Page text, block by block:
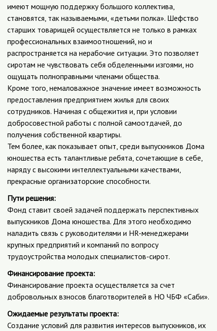
имеют мощную поддержку большого коллектива,
становятся, так называемыми, «детьми полка». Шефство
старших товарищей осуществляется не только в рамках
профессиональных взаимоотношений, но и
распространяется на нерабочие ситуации. Это позволяет
сиротам не чувствовать себя обделенными изгоями, но
ощущать полноправными членами общества.
Кроме того, немаловажное значение имеет возможность
предоставления предприятием жилья для своих
сотрудников. Начиная с общежития и, при условии
добросовестной работы с полной самоотдачей, до
получения собственной квартиры.
Тем более, как показывает опыт, среди выпускников Дома
юношества есть талантливые ребята, сочетающие в себе,
наряду с высокими интеллектуальными качествами,
прекрасные организаторские способности.
Пути решения:
Фонд ставит своей задачей поддержать перспективных
выпускников Дома юношества. Для этого необходимо
наладить связь с руководителями и HR-менеджерами
крупных предприятий и компаний по вопросу
трудоустройства молодых специалистов-сирот.
Финансирование проекта:
Финансирование проекта осуществляется за счет
добровольных взносов благотворителей в НО ЧБФ «Саби».
Ожидаемые результаты проекта:
Создание условий для развития интересов выпускников, их